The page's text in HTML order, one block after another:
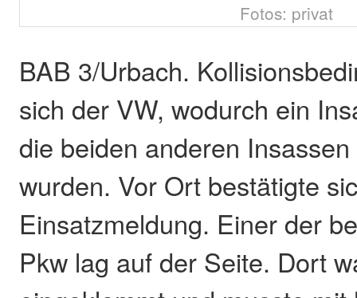
Fotos: privat
BAB 3/Urbach.
sich der VW, wodurch ein
die beiden anderen
wurden. Vor Ort bestätigte
Einsatzmeldung. Einer der
Pkw lag auf der Seite. Dort